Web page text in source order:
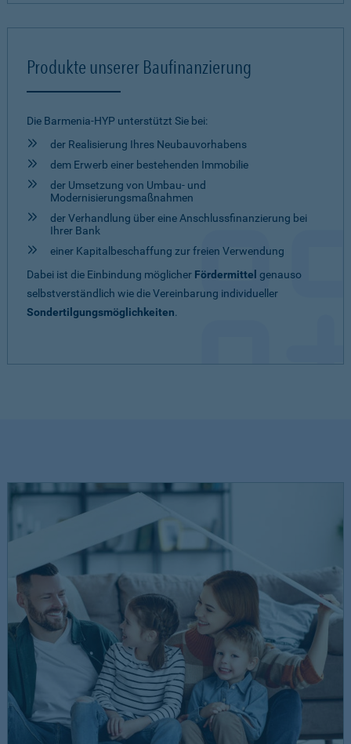
Produkte unserer Baufinanzierung
Die Barmenia-HYP unterstützt Sie bei:
der Realisierung Ihres Neubauvorhabens
dem Erwerb einer bestehenden Immobilie
der Umsetzung von Umbau- und
Modernisierungsmaßnahmen
der Verhandlung über eine Anschlussfinanzierung bei
Ihrer Bank
einer Kapitalbeschaffung zur freien Verwendung
Dabei ist die Einbindung möglicher Fördermittel genauso
selbstverständlich wie die Vereinbarung individueller
Sondertilgungsmöglichkeiten.